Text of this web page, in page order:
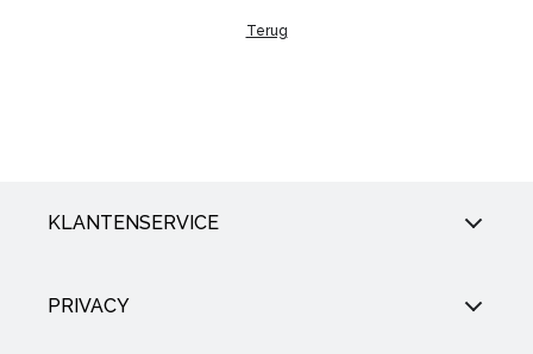
Terug
KLANTENSERVICE
PRIVACY